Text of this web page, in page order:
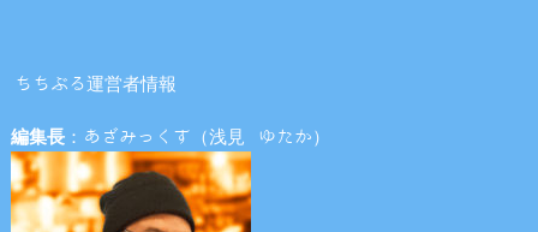
ちちぶる運営者情報
編集長：あざみっくす（浅見 ゆたか）